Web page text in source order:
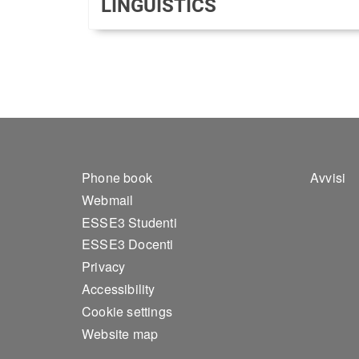
LINGUISTICS
Footer 1
Phone book
Webmail
ESSE3 Studenti
ESSE3 Docenti
Privacy
Accessibility
Cookie settings
Website map
Avvisi